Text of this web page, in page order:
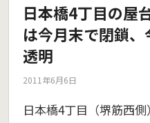
日本橋4丁目の屋
は今月末で閉鎖
透明
2011年6月6日
日本橋4丁目（堺筋西